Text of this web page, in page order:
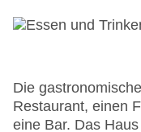
Lift
Gesamtanzahl
Gesamtanzahl
Zahlungsarten:
Die
Restaurant, einen
eine Bar. Das